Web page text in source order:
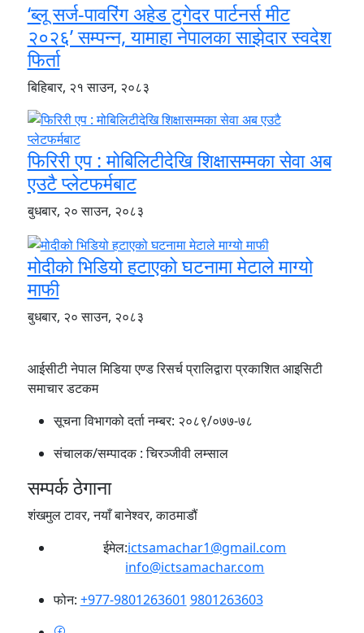
‘ब्लू सर्ज-पावरिंग अहेड टुगेदर पार्टनर्स मीट
२०२६’ सम्पन्न, यामाहा नेपालका साझेदार स्वदेश
फिर्ता
बिहिबार, २१ साउन, २०८३
फिरिरी एप : मोबिलिटीदेखि शिक्षासम्मका सेवा अब
एउटै प्लेटफर्मबाट
बुधबार, २० साउन, २०८३
मोदीको भिडियो हटाएको घटनामा मेटाले माग्यो
माफी
बुधबार, २० साउन, २०८३
आईसीटी नेपाल मिडिया एण्ड रिसर्च प्रालिद्वारा प्रकाशित आइसिटी
समाचार डटकम
सूचना विभागको दर्ता नम्बर: २०८९/०७७-७८
संचालक/सम्पादक :चिरञ्जीवी लम्साल
सम्पर्क ठेगाना
शंखमुल टावर, नयाँ बानेश्वर, काठमाडौं
ईमेल:ictsamachar1@gmail.com
info@ictsamachar.com
फोन: +977-9801263601 9801263603